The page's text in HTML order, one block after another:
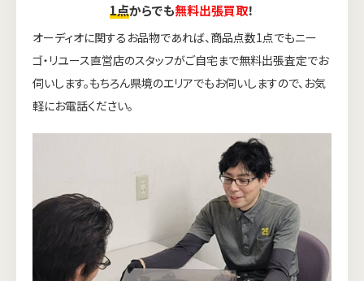
1点からでも無料出張買取！
オーディオに関するお品物であれば、商品点数1点でもニー
ゴ・リユース直営店のスタッフがご自宅まで無料出張査定でお
伺いします。もちろん県境のエリアでもお伺いしますので、お気
軽にお電話ください。